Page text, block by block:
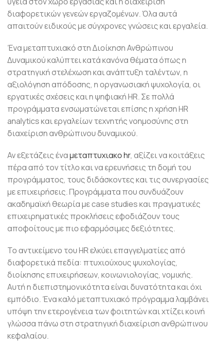
διαφορετικών γενεών εργαζομένων. Όλα αυτά
απαιτούν ειδικούς με σύγχρονες γνώσεις και εργαλεία.
Ένα μεταπτυχιακό στη Διοίκηση Ανθρώπινου
Δυναμικού καλύπτει κατά κανόνα θέματα όπως η
στρατηγική στελέχωση και ανάπτυξη ταλέντων, η
αξιολόγηση απόδοσης, η οργανωσιακή ψυχολογία, οι
εργατικές σχέσεις και η ψηφιακή HR. Σε πολλά
προγράμματα ενσωματώνεται επίσης η χρήση HR
analytics και εργαλείων τεχνητής νοημοσύνης στη
διαχείριση ανθρώπινου δυναμικού.
Αν εξετάζεις έναμεταπτυχιακο hr, αξίζει να κοιτάξεις
πέρα από τον τίτλο και να ερευνήσεις τη δομή του
προγράμματος, τους διδάσκοντες και τις συνεργασίες
με επιχειρήσεις. Προγράμματα που συνδυάζουν
ακαδημαϊκή θεωρία με case studies και πραγματικές
επιχειρηματικές προκλήσεις εφοδιάζουν τους
αποφοίτους με πιο εφαρμόσιμες δεξιότητες.
Το αντικείμενο του HR ελκύει επαγγελματίες από
διαφορετικά πεδία: πτυχιούχους ψυχολογίας,
διοίκησης επιχειρήσεων, κοινωνιολογίας, νομικής.
Αυτή η διεπιστημονικότητα είναι δυνατότητα και όχι
εμπόδιο. Ένα καλό μεταπτυχιακό πρόγραμμα λαμβάνει
υπόψη την ετερογένεια των φοιτητών και χτίζει κοινή
γλώσσα πάνω στη στρατηγική διαχείριση ανθρώπινου
κεφαλαίου.